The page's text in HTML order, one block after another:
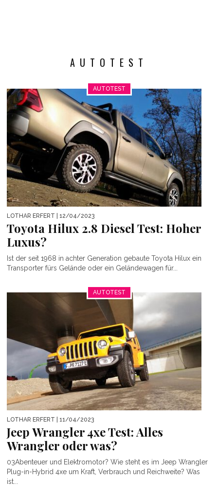
AUTOTEST
AUTOTEST
LOTHAR ERFERT | 12/04/2023
Toyota Hilux 2.8 Diesel Test: Hoher
Luxus?
Ist der seit 1968 in achter Generation gebaute Toyota Hilux ein
Transporter fürs Gelände oder ein Geländewagen für...
AUTOTEST
LOTHAR ERFERT | 11/04/2023
Jeep Wrangler 4xe Test: Alles
Wrangler oder was?
03Abenteuer und Elektromotor? Wie steht es im Jeep Wrangler
Plug-in-Hybrid 4xe um Kraft, Verbrauch und Reichweite? Was
ist...